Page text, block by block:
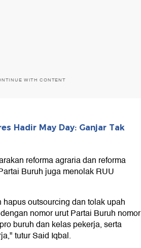
WITH CONTENT
Hadir May Day: Ganjar Tak
reforma agraria dan reforma
Buruh juga menolak RUU
outsourcing dan tolak upah
nomor urut Partai Buruh nomor
buruh dan kelas pekerja, serta
tutur Said Iqbal.